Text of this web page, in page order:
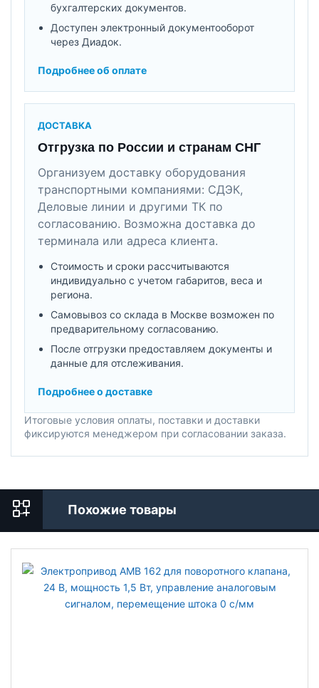
бухгалтерских документов.
Доступен электронный документооборот
через Диадок.
Подробнее об оплате
ДОСТАВКА
Отгрузка по России и странам СНГ
Организуем доставку оборудования
транспортными компаниями: СДЭК,
Деловые линии и другими ТК по
согласованию. Возможна доставка до
терминала или адреса клиента.
Стоимость и сроки рассчитываются
индивидуально с учетом габаритов, веса и
региона.
Самовывоз со склада в Москве возможен по
предварительному согласованию.
После отгрузки предоставляем документы и
данные для отслеживания.
Подробнее о доставке
Итоговые условия оплаты, поставки и доставки
фиксируются менеджером при согласовании заказа.
Похожие товары